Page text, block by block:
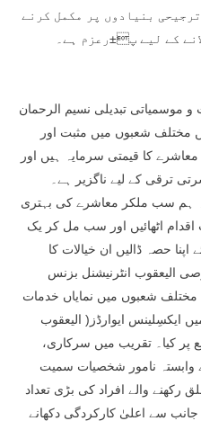
بنیادوں پر مکمل کرنے
کے لیے پ±رعزم ہے۔
و موسمیاتی تبدیلی نسیم الرحمان
مختلف شعبوں میں مثبت اور
معاشرے کا قیمتی سرمایہ ہیں اور
ترقی کے لیے ناگزیر ہے۔
ہم سب ملکر معاشرے کی بہتری
اقدام اٹھائیں اور سب مل کر یک
حصہ ڈالیں ان خیالات کا
الیعقوب انٹرنیشنل بزنس
مختلف شعبوں میں نمایاں خدمات
ایکسِلینس ایوارڈز( الیعقوب
پر کیا۔ تقریب میں سرکاری،
وابستہ نامور شخصیات سمیت
والے افراد کی بڑی تعداد
سے اعلیٰ کارکردگی دکھانے